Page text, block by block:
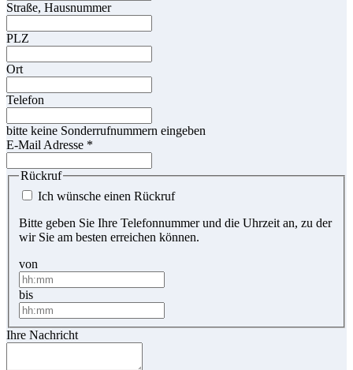
Straße, Hausnummer
PLZ
Ort
Telefon
bitte keine Sonderrufnummern eingeben
E-Mail Adresse *
Rückruf
Ich wünsche einen Rückruf
Bitte geben Sie Ihre Telefonnummer und die Uhrzeit an, zu der
wir Sie am besten erreichen können.
von
bis
Ihre Nachricht